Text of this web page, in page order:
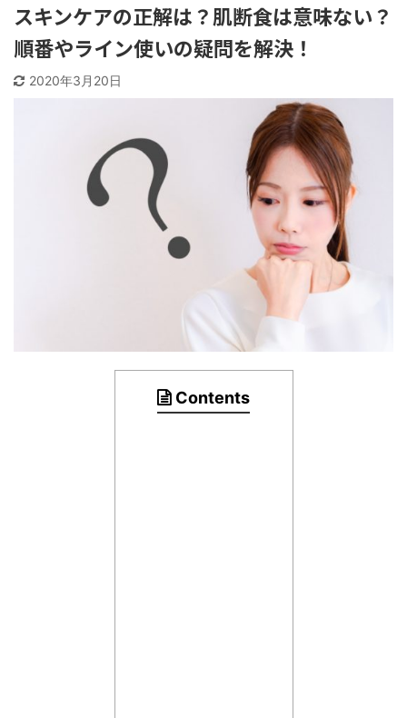
スキンケアの正解は？肌断食は意味ない？
順番やライン使いの疑問を解決！
2020年3月20日
Contents